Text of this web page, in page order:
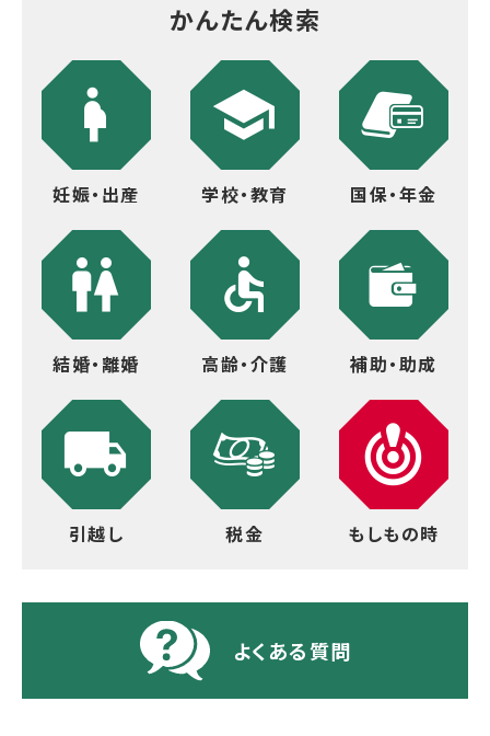
かんたん検索
妊娠・出産 学校・教育 国保・年金
結婚・離婚 高齢・介護 補助・助成
引越し 税金 もしもの時
よくある質問